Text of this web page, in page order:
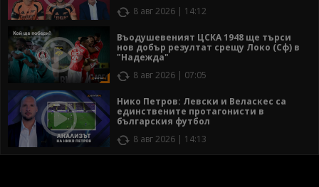
8 авг 2026 | 14:12
Въодушевеният ЦСКА 1948 ще търси
нов добър резултат срещу Локо (Сф) в
"Надежда"
8 авг 2026 | 07:05
Нико Петров: Левски и Веласкес са
единствените протагонисти в
българския футбол
8 авг 2026 | 14:13